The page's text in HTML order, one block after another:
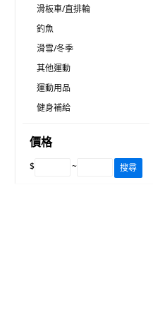
滑板車/直排輪
釣魚
滑雪/冬季
其他運動
運動用品
健身補給
價格
$ ~ 搜尋